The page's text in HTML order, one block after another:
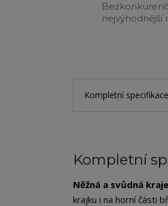
nejvýhodnější
Kompletní specifikace
Kompletní
Něžná a svůdná
krajku i na horní části